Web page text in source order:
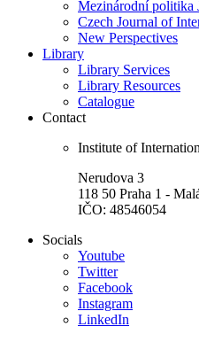
Mezinárodní politika
Czech Journal of
New Perspectives
Library
Library Services
Library Resources
Catalogue
Contact
Institute of
Nerudova 3
118 50 Praha 1 -
IČO: 48546054
Socials
Youtube
Twitter
Facebook
Instagram
LinkedIn